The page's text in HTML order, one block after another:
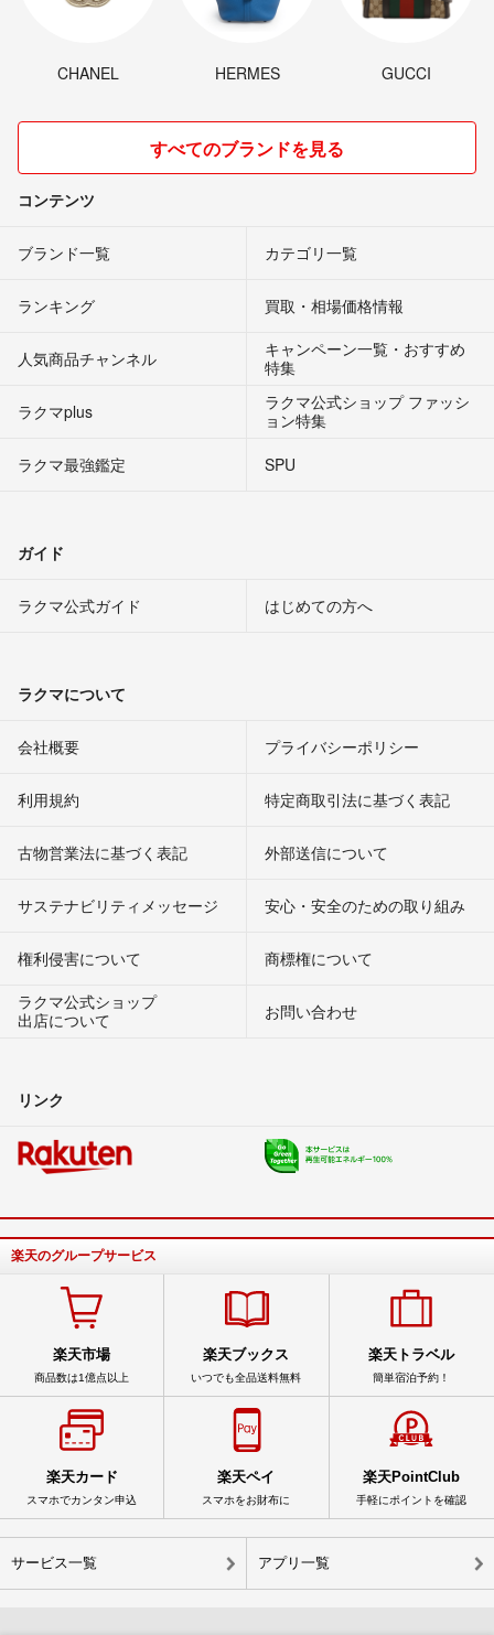
CHANEL HERMES GUCCI
すべてのブランドを見る
コンテンツ
ブランド一覧 カテゴリ一覧
ランキング 買取・相場価格情報
人気商品チャンネル
キャンペーン一覧・おすすめ
特集
ラクマplus
ラクマ公式ショップ ファッシ
ョン特集
ラクマ最強鑑定
SPU
ガイド
ラクマ公式ガイド はじめての方へ
ラクマについて
会社概要 プライバシーポリシー
利用規約 特定商取引法に基づく表記
古物営業法に基づく表記 外部送信について
サステナビリティメッセージ 安心・安全のための取り組み
権利侵害について
商標権について
ラクマ公式ショップ
出店について
お問い合わせ
リンク
楽天のグループサービス
楽天市場
商品数は1億点以上
楽天ブックス
いつでも全品送料無料
楽天トラベル
簡単宿泊予約！
楽天カード
スマホでカンタン申込
楽天ペイ
スマホをお財布に
楽天PointClub
手軽にポイントを確認
サービス一覧 アプリ一覧